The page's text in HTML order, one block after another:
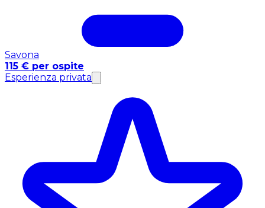
Savona
115 € per ospite
Esperienza privata